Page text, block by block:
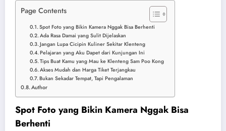
Page Contents
Spot Foto yang Bikin Kamera Nggak Bisa Berhenti
Ada Rasa Damai yang Sulit Dijelaskan
Jangan Lupa Cicipin Kuliner Sekitar Klenteng
Pelajaran yang Aku Dapet dari Kunjungan Ini
Tips Buat Kamu yang Mau ke Klenteng Sam Poo Kong
Akses Mudah dan Harga Tiket Terjangkau
Bukan Sekadar Tempat, Tapi Pengalaman
Author
Spot Foto yang Bikin Kamera Nggak Bisa
Berhenti